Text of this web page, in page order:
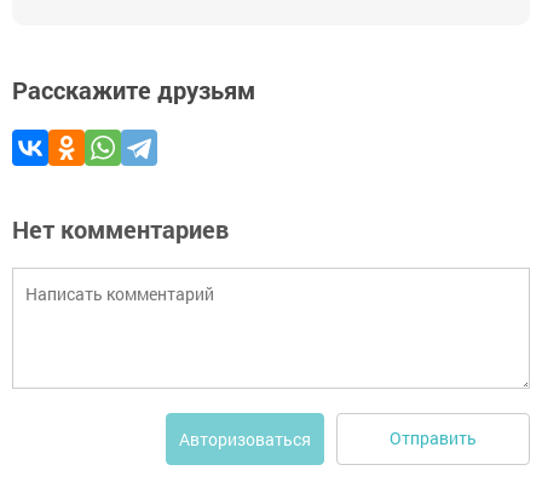
Расскажите друзьям
Нет комментариев
Авторизоваться Отправить